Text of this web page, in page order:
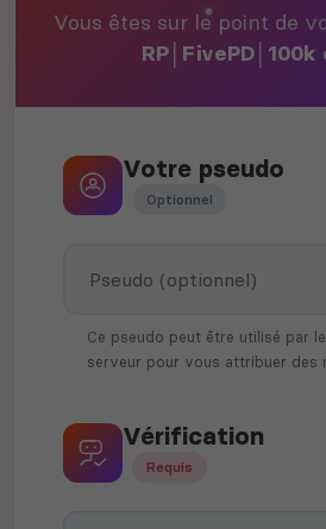
Vous êtes sur le point de
Votre pseudo
Optionnel
Ce pseudo peut être utilisé par
serveur pour vous attribuer des
Vérification
Requis